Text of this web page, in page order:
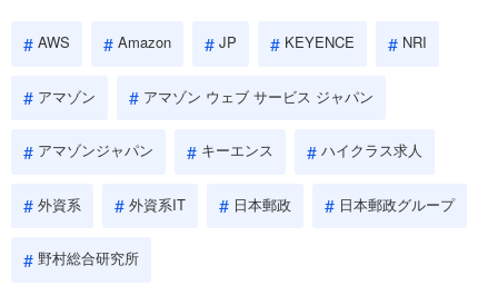
AWS Amazon JP KEYENCE NRI
アマゾン アマゾン ウェブ サービス ジャパン
アマゾンジャパン キーエンス ハイクラス求人
外資系 外資系IT 日本郵政 日本郵政グループ
野村総合研究所